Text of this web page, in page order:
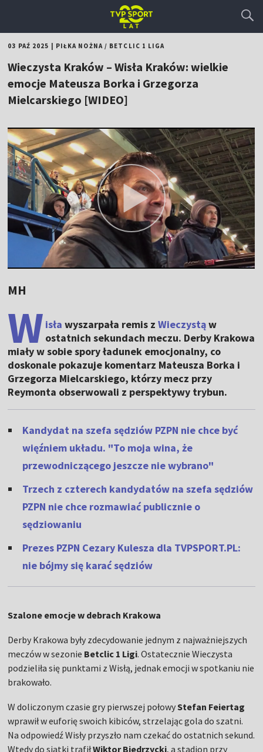
03 PAŹ 2025 PIŁKA NOŻNA/ BETCLIC 1 LIGA
Wieczysta Kraków – Wisła Kraków: wielkie
emocje Mateusza Borka i Grzegorza
Mielcarskiego [WIDEO]
MH
W isła wyszarpała remis zWieczystąw
ostatnich sekundach meczu. Derby Krakowa
miały w sobie spory ładunek emocjonalny, co
doskonale pokazuje komentarz Mateusza Borka i
Grzegorza Mielcarskiego, którzy mecz przy
Reymonta obserwowali z perspektywy trybun.
Kandydat na szefa sędziów PZPN nie chce być
więźniem układu. "To moja wina, że
przewodniczącego jeszcze nie wybrano"
Trzech z czterech kandydatów na szefa sędziów
PZPN nie chce rozmawiać publicznie o
sędziowaniu
Prezes PZPN Cezary Kulesza dla TVPSPORT.PL:
nie bójmy się karać sędziów
Szalone emocje w debrach Krakowa
Derby Krakowa były zdecydowanie jednym z najważniejszych
meczów w sezonie Betclic 1 Ligi. Ostatecznie Wieczysta
podzieliła się punktami z Wisłą, jednak emocji w spotkaniu nie
brakowało.
W doliczonym czasie gry pierwszej połowyStefan Feiertag
wprawił w euforię swoich kibiców, strzelając gola do szatni.
Na odpowiedź Wisły przyszło nam czekać do ostatnich sekund.
Wtedy do siatki trafiłWiktor Biedrzycki, a stadion przy